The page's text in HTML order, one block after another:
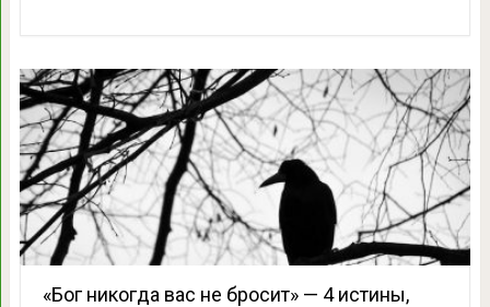
«Бог никогда вас не бросит» — 4 истины,